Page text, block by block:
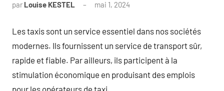
par Louise KESTEL mai 1, 2024
Les taxis sont un service essentiel dans nos sociétés
modernes. Ils fournissent un service de transport sûr,
rapide et fiable. Par ailleurs, ils participent à la
stimulation économique en produisant des emplois
pour les opérateurs de taxi.